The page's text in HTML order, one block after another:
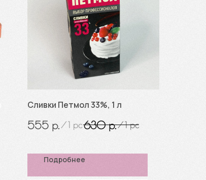
Сливки Петмол 33%, 1 л
555 р. /1 pc630 р./1 pc
Подробнее